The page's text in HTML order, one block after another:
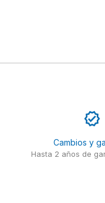
Cambios y
Hasta 2 años de